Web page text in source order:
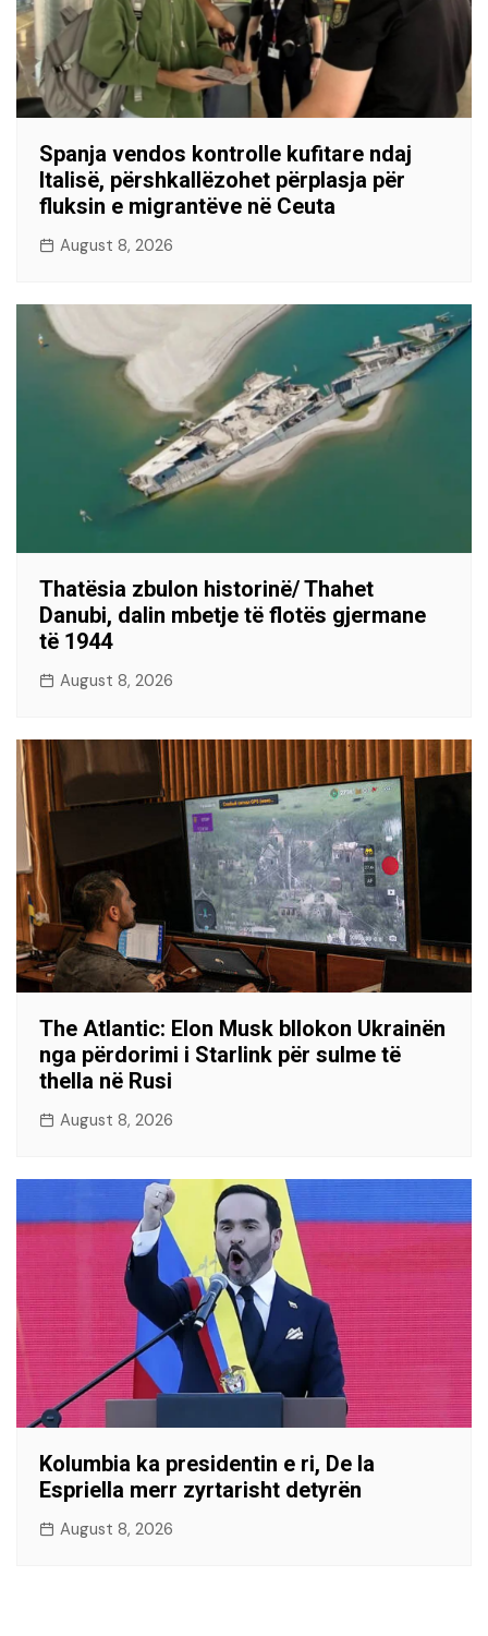
Spanja vendos kontrolle kufitare ndaj
Italisë, përshkallëzohet përplasja për
fluksin e migrantëve në Ceuta
August 8, 2026
Thatësia zbulon historinë/ Thahet
Danubi, dalin mbetje të flotës gjermane
të 1944
August 8, 2026
The Atlantic: Elon Musk bllokon Ukrainën
nga përdorimi i Starlink për sulme të
thella në Rusi
August 8, 2026
Kolumbia ka presidentin e ri, De la
Espriella merr zyrtarisht detyrën
August 8, 2026